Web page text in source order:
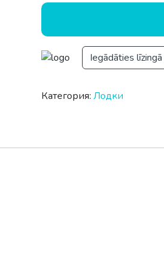
Iegādāties līzingā
Категория:Лодки